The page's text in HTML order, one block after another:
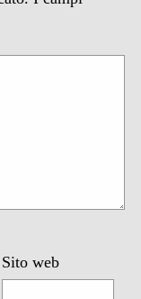
Sito web